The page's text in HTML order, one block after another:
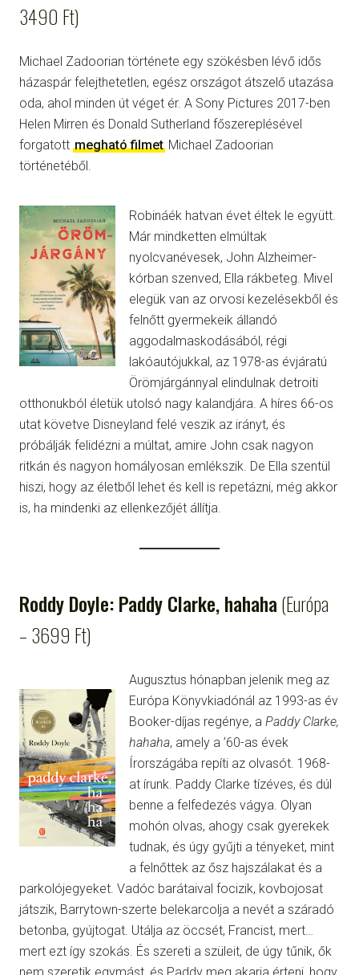
3490 Ft)
Michael Zadoorian története egy szökésben lévő idős
házaspár felejthetetlen, egész országot átszelő utazása
oda, ahol minden út véget ér. A Sony Pictures 2017-ben
Helen Mirren és Donald Sutherland főszereplésével
forgatott megható filmet Michael Zadoorian
történetéből.
Robináék hatvan évet éltek le együtt.
Már mindketten elmúltak
nyolcvanévesek, John Alzheimer-
kórban szenved, Ella rákbeteg. Mivel
elegük van az orvosi kezelésekből és
felnőtt gyermekeik állandó
aggodalmaskodásából, régi
lakóautójukkal, az 1978-as évjáratú
Örömjárgánnyal elindulnak detroiti
otthonukból életük utolsó nagy kalandjára. A híres 66-os
utat követve Disneyland felé veszik az irányt, és
próbálják felidézni a múltat, amire John csak nagyon
ritkán és nagyon homályosan emlékszik. De Ella szentül
hiszi, hogy az életből lehet és kell is repetázni, még akkor
is, ha mindenki az ellenkezőjét állítja.
Roddy Doyle: Paddy Clarke, hahaha(Európa
– 3699 Ft)
Augusztus hónapban jelenik meg az
Európa Könyvkiadónál az 1993-as év
Booker-díjas regénye, a Paddy Clarke,
hahaha, amely a ’60-as évek
Írországába repíti az olvasót. 1968-
at írunk. Paddy Clarke tízéves, és dúl
benne a felfedezés vágya. Olyan
mohón olvas, ahogy csak gyerekek
tudnak, és úgy gyűjti a tényeket, mint
a felnőttek az ősz hajszálakat és a
parkolójegyeket. Vadóc barátaival focizik, kovbojosat
játszik, Barrytown-szerte belekarcolja a nevét a száradó
betonba, gyújtogat. Utálja az öccsét, Francist, mert…
mert ezt így szokás. És szereti a szüleit, de úgy tűnik, ők
nem szeretik egymást, és Paddy meg akarja érteni, hogy